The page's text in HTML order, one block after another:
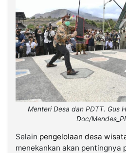
Menteri Desa dan PDTT. Gus
Doc/
Selain pengelolaan desa
menekankan akan pentingnya